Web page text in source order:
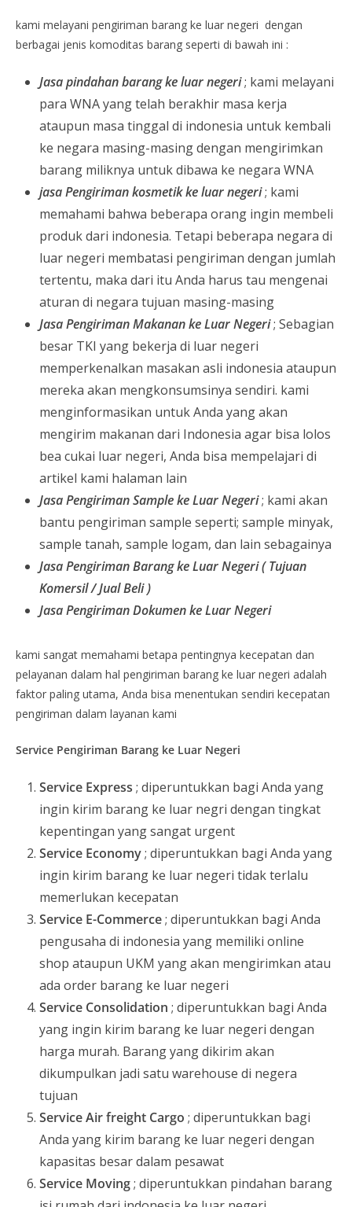
kami melayani pengiriman barang ke luar negeri dengan
berbagai jenis komoditas barang seperti di bawah ini :
Jasa pindahan barang ke luar negeri; kami melayani
para WNA yang telah berakhir masa kerja
ataupun masa tinggal di indonesia untuk kembali
ke negara masing-masing dengan mengirimkan
barang miliknya untuk dibawa ke negara WNA
jasa Pengiriman kosmetik ke luar negeri; kami
memahami bahwa beberapa orang ingin membeli
produk dari indonesia. Tetapi beberapa negara di
luar negeri membatasi pengiriman dengan jumlah
tertentu, maka dari itu Anda harus tau mengenai
aturan di negara tujuan masing-masing
Jasa Pengiriman Makanan ke Luar Negeri; Sebagian
besar TKI yang bekerja di luar negeri
memperkenalkan masakan asli indonesia ataupun
mereka akan mengkonsumsinya sendiri. kami
menginformasikan untuk Anda yang akan
mengirim makanan dari Indonesia agar bisa lolos
bea cukai luar negeri, Anda bisa mempelajari di
artikel kami halaman lain
Jasa Pengiriman Sample ke Luar Negeri; kami akan
bantu pengiriman sample seperti; sample minyak,
sample tanah, sample logam, dan lain sebagainya
Jasa Pengiriman Barang ke Luar Negeri ( Tujuan
Komersil / Jual Beli )
Jasa Pengiriman Dokumen ke Luar Negeri
kami sangat memahami betapa pentingnya kecepatan dan
pelayanan dalam hal pengiriman barang ke luar negeri adalah
faktor paling utama, Anda bisa menentukan sendiri kecepatan
pengiriman dalam layanan kami
Service Pengiriman Barang ke Luar Negeri
Service Express ; diperuntukkan bagi Anda yang
ingin kirim barang ke luar negri dengan tingkat
kepentingan yang sangat urgent
Service Economy; diperuntukkan bagi Anda yang
ingin kirim barang ke luar negeri tidak terlalu
memerlukan kecepatan
Service E-Commerce; diperuntukkan bagi Anda
pengusaha di indonesia yang memiliki online
shop ataupun UKM yang akan mengirimkan atau
ada order barang ke luar negeri
Service Consolidation ; diperuntukkan bagi Anda
yang ingin kirim barang ke luar negeri dengan
harga murah. Barang yang dikirim akan
dikumpulkan jadi satu warehouse di negera
tujuan
Service Air freight Cargo ; diperuntukkan bagi
Anda yang kirim barang ke luar negeri dengan
kapasitas besar dalam pesawat
Service Moving; diperuntukkan pindahan barang